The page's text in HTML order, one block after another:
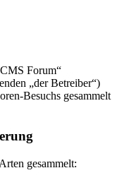
Forum“
„der Betreiber“)
Besuchs gesammelt
gesammelt: